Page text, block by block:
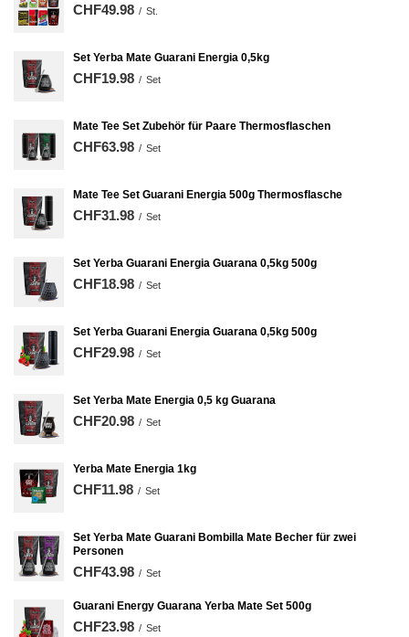
CHF49.98 / St.
Set Yerba Mate Guarani Energia 0,5kg
CHF19.98 / Set
Mate Tee Set Zubehör für Paare Thermosflaschen
CHF63.98 / Set
Mate Tee Set Guarani Energia 500g Thermosflasche
CHF31.98 / Set
Set Yerba Guarani Energia Guarana 0,5kg 500g
CHF18.98 / Set
Set Yerba Guarani Energia Guarana 0,5kg 500g
CHF29.98 / Set
Set Yerba Mate Energia 0,5 kg Guarana
CHF20.98 / Set
Yerba Mate Energia 1kg
CHF11.98 / Set
Set Yerba Mate Guarani Bombilla Mate Becher für zwei
Personen
CHF43.98 / Set
Guarani Energy Guarana Yerba Mate Set 500g
CHF23.98 / Set